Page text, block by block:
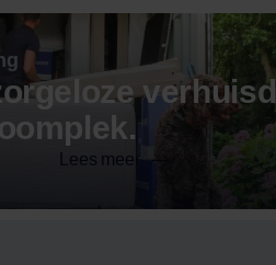
Lees meer